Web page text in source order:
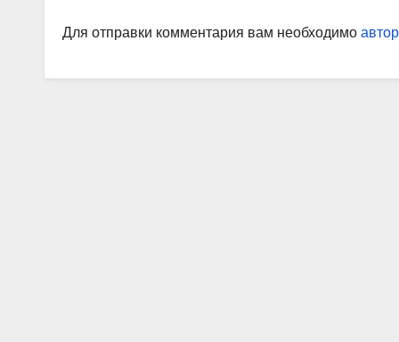
Для отправки комментария вам необходимо